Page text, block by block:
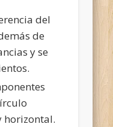
del
de
y se
horizontal.